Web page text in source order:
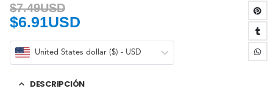
$7.49USD
$6.91USD
United States dollar ($) - USD
DESCRIPCIÓN